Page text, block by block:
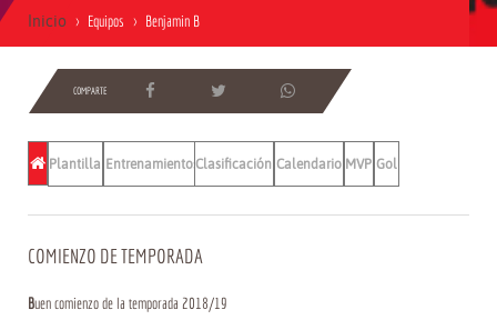
Inicio Equipos Benjamin B
COMPARTE
Plantilla EntrenamientosClasificación Calendario MVP Gol
COMIENZO DE TEMPORADA
Buen comienzo de la temporada 2018/19